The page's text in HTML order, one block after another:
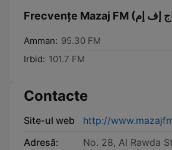
Amman: 95.30 FM
Irbid: 101.7 FM
Contacte
Site-ul web
http://
Adresă:
No. 28, Al Rawda